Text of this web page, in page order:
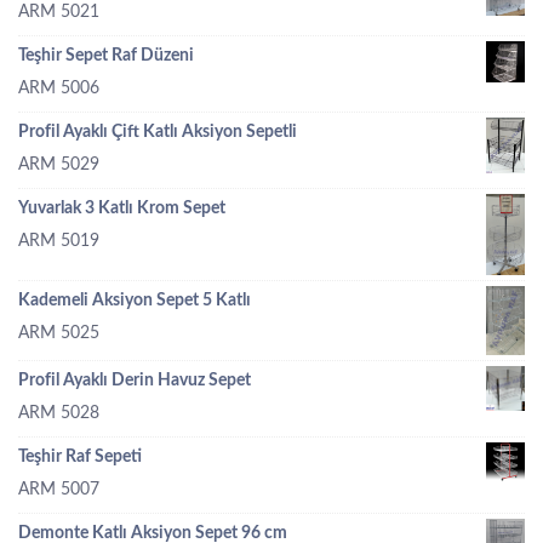
ARM 5021
Teşhir Sepet Raf Düzeni
ARM 5006
Profil Ayaklı Çift Katlı Aksiyon Sepetli
ARM 5029
Yuvarlak 3 Katlı Krom Sepet
ARM 5019
Kademeli Aksiyon Sepet 5 Katlı
ARM 5025
Profil Ayaklı Derin Havuz Sepet
ARM 5028
Teşhir Raf Sepeti
ARM 5007
Demonte Katlı Aksiyon Sepet 96 cm